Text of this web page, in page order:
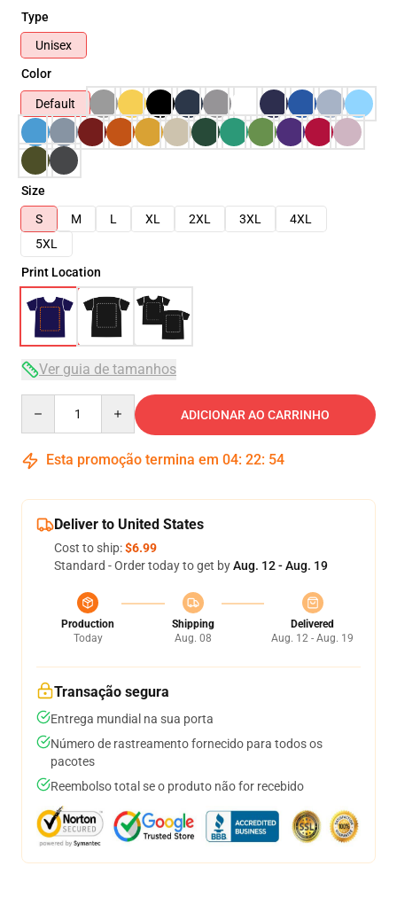
Type
Unisex
Color
Default
Size
S
M L XL 2XL 3XL
4XL
5XL
Print Location
Ver guia de tamanhos
ADICIONAR AO CARRINHO
Esta promoção termina em 04: 22: 54
Deliver to United States
Cost to ship:$6.99
Standard - Order today to get byAug. 12 - Aug. 19
Production
Today
Shipping
Aug. 08
Delivered
Aug. 12 - Aug. 19
Transação segura
Entrega mundial na sua porta
Número de rastreamento fornecido para todos os
pacotes
Reembolso total se o produto não for recebido